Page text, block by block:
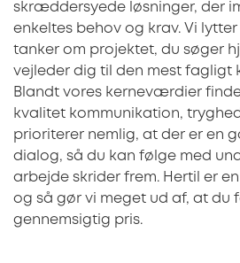
skræddersyede løsninger, der
enkeltes behov og krav. Vi
tanker om projektet, du søger
vejleder dig til den mest fagligt
Blandt vores kerneværdier
kvalitet kommunikation,
prioriterer nemlig, at der er en
dialog, så du kan følge med
arbejde skrider frem. Hertil er
og så gør vi meget ud af, at du
gennemsigtig pris.